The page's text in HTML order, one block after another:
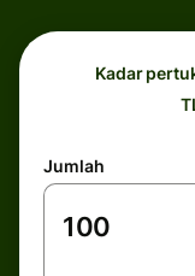
Kadar
Jumlah